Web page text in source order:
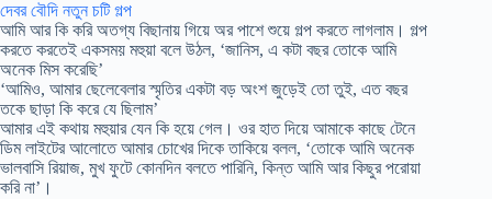
দেবর বৌদি নতুন চটি গল্প
আমি আর কি করি অতগ্য বিছানায় গিয়ে অর পাশে শুয়ে গল্প করতে লাগলাম। গল্প
করতে করতেই একসময় মহুয়া বলে উঠল, ‘জানিস, এ কটা বছর তোকে আমি
অনেক মিস করেছি’
‘আমিও, আমার ছেলেবেলার স্মৃতির একটা বড় অংশ জুড়েই তো তুই, এত বছর
তকে ছাড়া কি করে যে ছিলাম’
আমার এই কথায় মহুয়ার যেন কি হয়ে গেল। ওর হাত দিয়ে আমাকে কাছে টেনে
ডিম লাইটের আলোতে আমার চোখের দিকে তাকিয়ে বলল, ‘তোকে আমি অনেক
ভালবাসি রিয়াজ, মুখ ফুটে কোনদিন বলতে পারিনি, কিন্ত আমি আর কিছুর পরোয়া
করি না’।